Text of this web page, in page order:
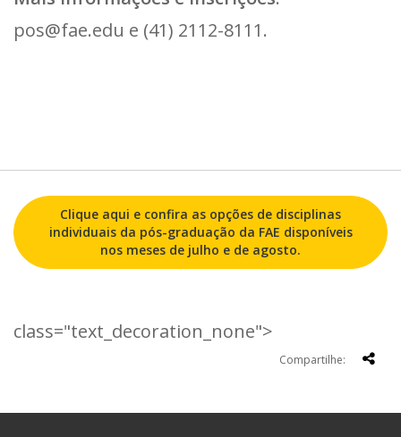
pos@fae.edu e (41) 2112-8111.
Clique aqui e confira as opções de disciplinas
individuais da pós-graduação da FAE disponíveis
nos meses de julho e de agosto.
class="text_decoration_none">
Compartilhe: